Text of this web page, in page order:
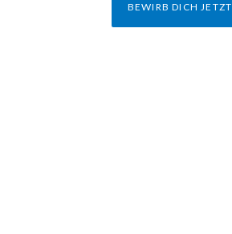
BEWIRB DICH JETZT